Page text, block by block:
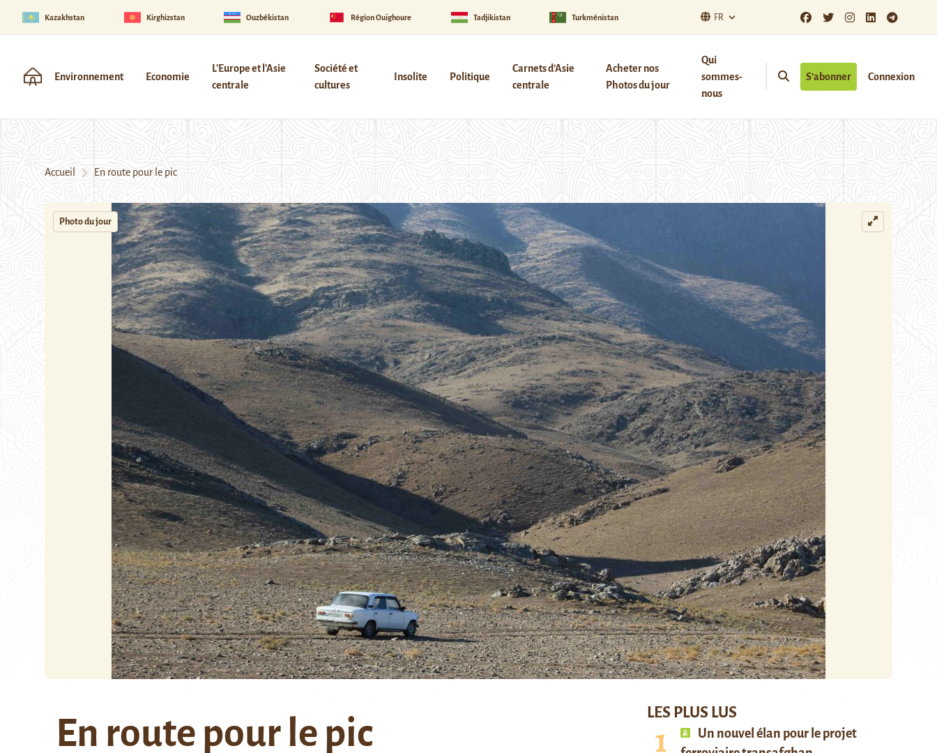
Kazakhstan Kirghizstan Ouzbékistan Région Ouïghoure Tadjikistan Turkménistan FR
Environnement Economie
L'Europe et l'Asie
centrale
Société et
cultures
Insolite Politique
Carnets d’Asie
centrale
Acheter nos
Photos du jour
Qui
sommes-
nous
S’abonner Connexion
Accueil En route pour le pic
Photo du jour
En route pour le pic LES PLUS LUS
Un nouvel élan pour le projet